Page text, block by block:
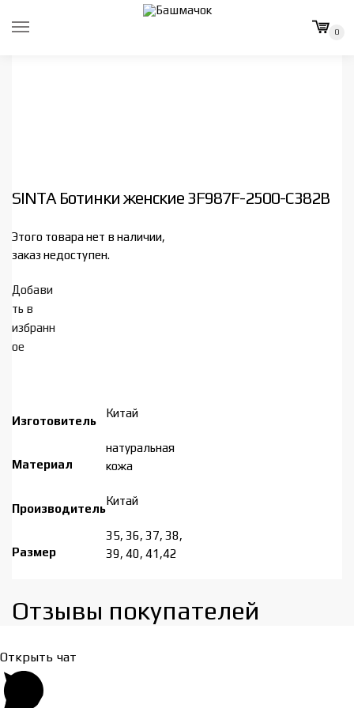
0
SINTA Ботинки женские 3F987F-2500-C382B
Этого товара нет в наличии,
заказ недоступен.
Добави
ть в
избранн
ое
Изготовитель
Китай
Материал
натуральная
кожа
Производитель
Китай
Размер
35, 36, 37, 38,
39, 40, 41,42
Отзывы покупателей​
Открыть чат